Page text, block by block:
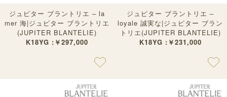
ジュピター ブラントリエ – la
mer 海|ジュピター ブラントリエ
(JUPITER BLANTELIE)
K18YG :￥297,000
ジュピター ブラントリエ –
loyale 誠実な|ジュピター ブラン
トリエ(JUPITER BLANTELIE)
K18YG :￥231,000